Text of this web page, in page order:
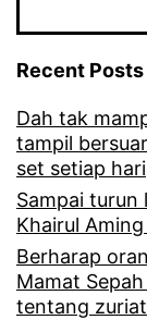
Recent Posts
Dah tak
tampil
set setiap hari
Sampai turun
Khairul
Berharap
Mamat
tentang zuriat